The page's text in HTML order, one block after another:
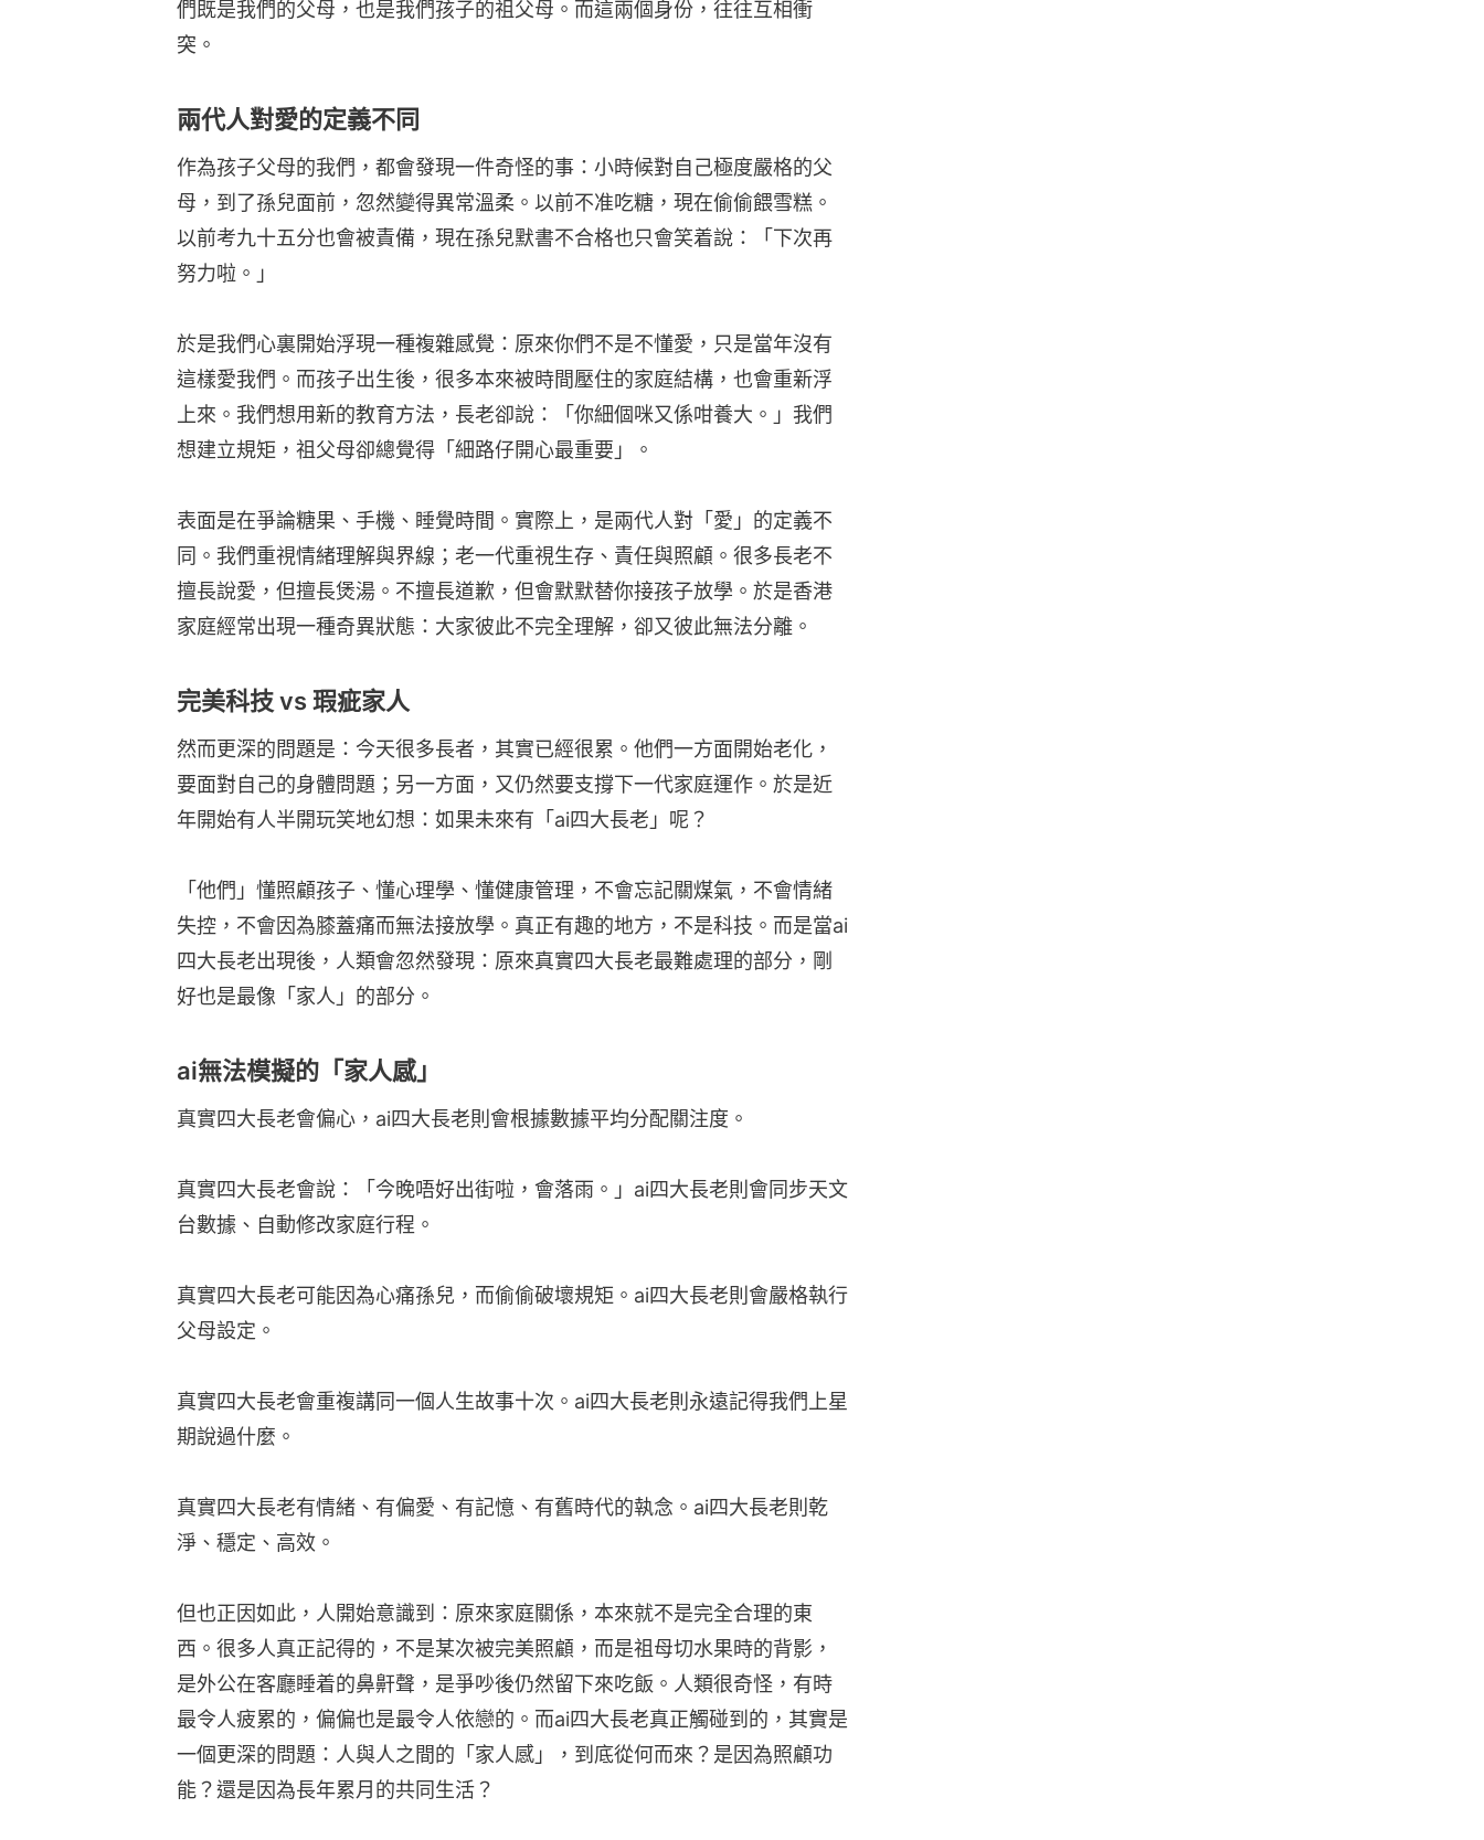
們既是我們的父母，也是我們孩子的祖父母。而這兩個身份，往往互相衝
突。
兩代人對愛的定義不同
作為孩子父母的我們，都會發現一件奇怪的事：小時候對自己極度嚴格的父
母，到了孫兒面前，忽然變得異常溫柔。以前不准吃糖，現在偷偷餵雪糕。
以前考九十五分也會被責備，現在孫兒默書不合格也只會笑着說：「下次再
努力啦。」
於是我們心裏開始浮現一種複雜感覺：原來你們不是不懂愛，只是當年沒有
這樣愛我們。而孩子出生後，很多本來被時間壓住的家庭結構，也會重新浮
上來。我們想用新的教育方法，長老卻說：「你細個咪又係咁養大。」我們
想建立規矩，祖父母卻總覺得「細路仔開心最重要」。
表面是在爭論糖果、手機、睡覺時間。實際上，是兩代人對「愛」的定義不
同。我們重視情緒理解與界線；老一代重視生存、責任與照顧。很多長老不
擅長說愛，但擅長煲湯。不擅長道歉，但會默默替你接孩子放學。於是香港
家庭經常出現一種奇異狀態：大家彼此不完全理解，卻又彼此無法分離。
完美科技 vs 瑕疵家人
然而更深的問題是：今天很多長者，其實已經很累。他們一方面開始老化，
要面對自己的身體問題；另一方面，又仍然要支撐下一代家庭運作。於是近
年開始有人半開玩笑地幻想：如果未來有「ai四大長老」呢？
「他們」懂照顧孩子、懂心理學、懂健康管理，不會忘記關煤氣，不會情緒
失控，不會因為膝蓋痛而無法接放學。真正有趣的地方，不是科技。而是當ai
四大長老出現後，人類會忽然發現：原來真實四大長老最難處理的部分，剛
好也是最像「家人」的部分。
ai無法模擬的「家人感」
真實四大長老會偏心，ai四大長老則會根據數據平均分配關注度。
真實四大長老會說：「今晚唔好出街啦，會落雨。」ai四大長老則會同步天文
台數據、自動修改家庭行程。
真實四大長老可能因為心痛孫兒，而偷偷破壞規矩。ai四大長老則會嚴格執行
父母設定。
真實四大長老會重複講同一個人生故事十次。ai四大長老則永遠記得我們上星
期說過什麼。
真實四大長老有情緒、有偏愛、有記憶、有舊時代的執念。ai四大長老則乾
淨、穩定、高效。
但也正因如此，人開始意識到：原來家庭關係，本來就不是完全合理的東
西。很多人真正記得的，不是某次被完美照顧，而是祖母切水果時的背影，
是外公在客廳睡着的鼻鼾聲，是爭吵後仍然留下來吃飯。人類很奇怪，有時
最令人疲累的，偏偏也是最令人依戀的。而ai四大長老真正觸碰到的，其實是
一個更深的問題：人與人之間的「家人感」，到底從何而來？是因為照顧功
能？還是因為長年累月的共同生活？